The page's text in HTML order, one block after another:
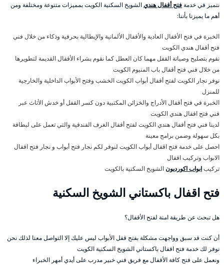
نتميز في خدمةفتح أقفال هنديالشويخ السكنية الكويت بمميزات متنوعة ومختلفة ومن
أهم ما يميزنا بأننا:
الخبرة في فتح الأقفال العادية والأقفال الألمانية والإيطالية بحرفية وذكاء من خلال فني
فتح أقفال هندي الكويت
نقوم بتصليح وصيانة القفل مهما كان العطل كما نقوم بشراء الأقفال القديمة لتطويرها
من خلال فني فتح أقفال باب المنيوم الكويت
نوفر نجار الكويت لفتح أقفال أبواب الكويت الخشب وفتح الأبواب الداخلية والخارجية
للمنزل
الخبرة في فتح أقفال الأدراج والخزائن المكتبية دون كسر القفل أو خدش الأثاث عبر
فني فتح اقفال هندي الكويت
لدينا فني فتح أقفال هندي الكويت لفتح أقفال الغرف الفندقية والتي تعمل على لبطاقة
بكل سهولة وضمن برامج معينة
احصل على خدمة فتح اقفال أبواب الكويت لنوفر لكم نجار فتح أبواب و نجار فتح اقفال
الابواب وتركيب اقفال
تركيبابواب اكورديونالشويخ السكنية بالكويت
فتح اقفال باكستاني الشويخ السكنية
هل تبحث عن طريقة امنة لفتح الأقفال؟
أن كنت قد سبق وواجهت مشكلة بفتح قفل الأبواب ليس عليك إلا التواصل معنا لذلك نحن
نوفر لك خدمة فتح اقفال باكستاني الشويخ السكنية الكويت
ونعمل على فتح كافة الأقفال مع فريق فني خبير مدرب على أيدي أمهر الخبراء